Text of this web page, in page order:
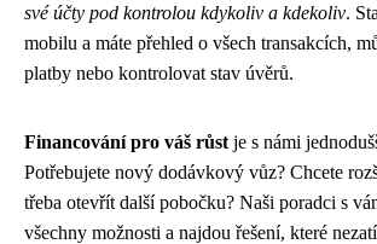
své účty pod kontrolou kdykoliv a kdekoliv.
mobilu a máte přehled o všech transakcích,
platby nebo kontrolovat stav úvěrů.
Financování pro váš růst je s námi
Potřebujete nový dodávkový vůz? Chcete
třeba otevřít další pobočku? Naši poradci s
všechny možnosti a najdou řešení, které